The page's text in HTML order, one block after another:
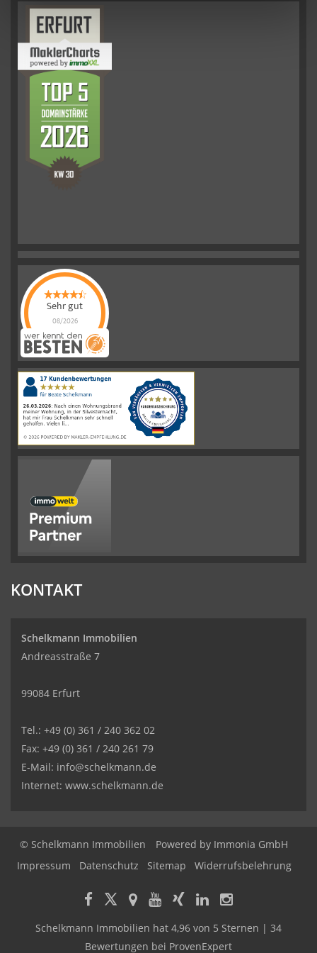
Sehr gut
08/2026
Schelkmann
Immobilienhat
|110Schelkmann
ImmobilienBewertungen
auf
werkenntdenBESTEN.de
KONTAKT
Schelkmann Immobilien
Andreasstraße 7
99084 Erfurt
Tel.: +49 (0) 361 / 240 362 02
Fax: +49 (0) 361 / 240 261 79
E-Mail: info@schelkmann.de
Internet: www.schelkmann.de
© Schelkmann Immobilien Powered by Immonia GmbH
Impressum
Datenschutz Sitemap Widerrufsbelehrung
Schelkmann Immobilien hat 4,96 von 5 Sternen | 34
Bewertungen bei ProvenExpert